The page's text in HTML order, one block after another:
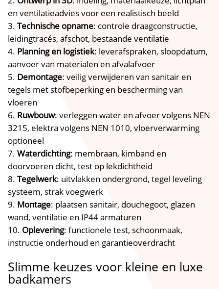
en ventilatieadvies voor een realistisch beeld
Technische opname: controle draagconstructie,
leidingtracés, afschot, bestaande ventilatie
Planning en logistiek: leverafspraken, sloopdatum,
aanvoer van materialen en afvalafvoer
Demontage: veilig verwijderen van sanitair en
tegels met stofbeperking en bescherming van
vloeren
Ruwbouw: verleggen water en afvoer volgens NEN
3215, elektra volgens NEN 1010, vloerverwarming
optioneel
Waterdichting: membraan, kimband en
doorvoeren dicht, test op lekdichtheid
Tegelwerk: uitvlakken ondergrond, tegel leveling
systeem, strak voegwerk
Montage: plaatsen sanitair, douchegoot, glazen
wand, ventilatie en IP44 armaturen
Oplevering: functionele test, schoonmaak,
instructie onderhoud en garantieoverdracht
Slimme keuzes voor kleine en luxe
badkamers